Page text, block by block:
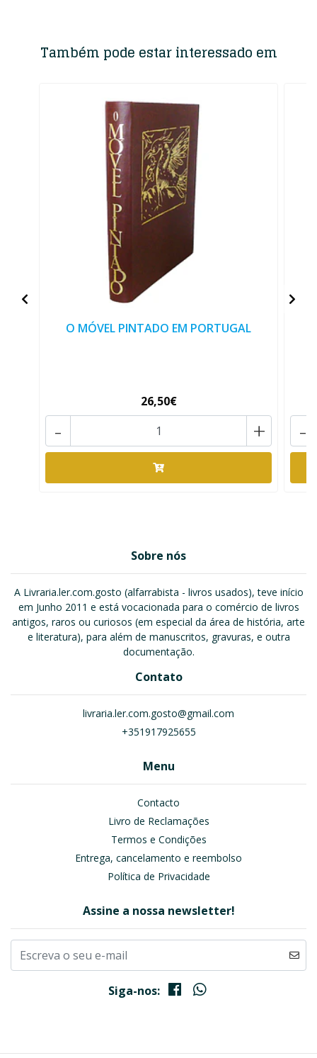
Também pode estar interessado em
O MÓVEL PINTADO EM PORTUGAL
26,50€
+
- -
Sobre nós
A Livraria.ler.com.gosto (alfarrabista - livros usados), teve início
em Junho 2011 e está vocacionada para o comércio de livros
antigos, raros ou curiosos (em especial da área de história, arte
e literatura), para além de manuscritos, gravuras, e outra
documentação.
Contato
livraria.ler.com.gosto@gmail.com
+351917925655
Menu
Contacto
Livro de Reclamações
Termos e Condições
Entrega, cancelamento e reembolso
Política de Privacidade
Assine a nossa newsletter!
Siga-nos: